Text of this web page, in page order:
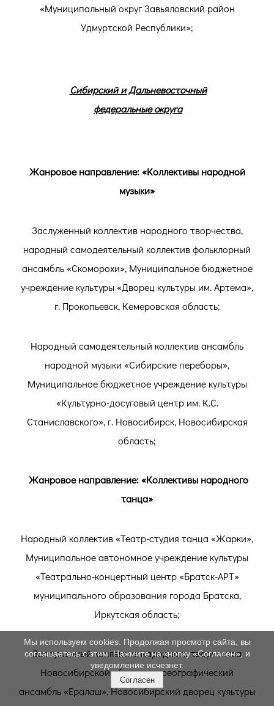
«Муниципальный округ Завьяловский район
Удмуртской Республики»;
Сибирский и Дальневосточный
федеральные округа
Жанровое направление: «Коллективы народной
музыки»
Заслуженный коллектив народного творчества,
народный самодеятельный коллектив фольклорный
ансамбль «Скоморохи», Муниципальное бюджетное
учреждение культуры «Дворец культуры им. Артема»,
г. Прокопьевск, Кемеровская область;
Народный самодеятельный коллектив ансамбль
народной музыки «Сибирские переборы»,
Муниципальное бюджетное учреждение культуры
«Культурно-досуговый центр им. К.С.
Станиславского», г. Новосибирск, Новосибирская
область;
Жанровое направление: «Коллективы народного
танца»
Народный коллектив «Театр-студия танца «Жарки»,
Муниципальное автономное учреждение культуры
«Театрально-концертный центр «Братск-АРТ»
муниципального образования города Братска,
Иркутская область;
Заслуженный коллектив народного творчества
Новосибирской области хореографический
ансамбль «Ералаш», Новосибирский дворец культуры
Мы используем cookies. Продолжая просмотр сайта, вы
соглашаетесь с этим. Нажмите на кнопку «Согласен», и
уведомление исчезнет.
Согласен